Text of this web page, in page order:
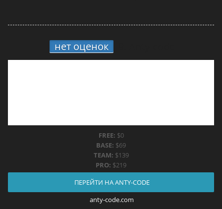
нет оценок
FREE: $0
BASE: $69
TEAM: $139
PRO: $219
ПЕРЕЙТИ НА ANTY-CODE
anty-code.com